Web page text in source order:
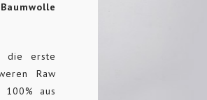
die erste
Raw
100% aus